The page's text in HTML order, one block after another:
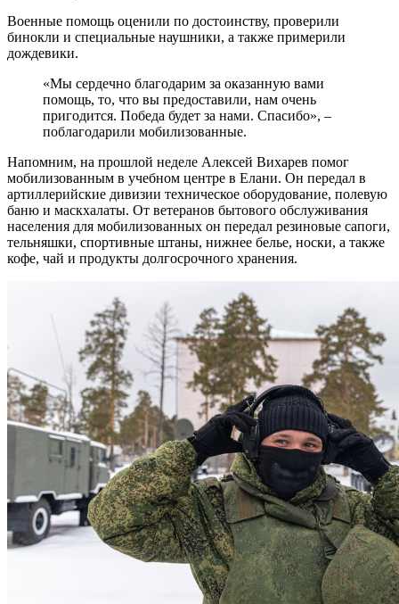
Военные помощь оценили по достоинству, проверили
бинокли и специальные наушники, а также примерили
дождевики.
«Мы сердечно благодарим за оказанную вами
помощь, то, что вы предоставили, нам очень
пригодится. Победа будет за нами. Спасибо», –
поблагодарили мобилизованные.
Напомним, на прошлой неделе Алексей Вихарев помог
мобилизованным в учебном центре в Елани. Он передал в
артиллерийские дивизии техническое оборудование, полевую
баню и маскхалаты. От ветеранов бытового обслуживания
населения для мобилизованных он передал резиновые сапоги,
тельняшки, спортивные штаны, нижнее белье, носки, а также
кофе, чай и продукты долгосрочного хранения.